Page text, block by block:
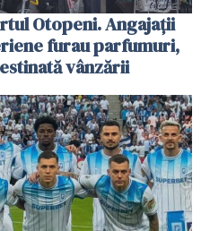
Otopeni. Angajații
furau parfumuri,
vânzării